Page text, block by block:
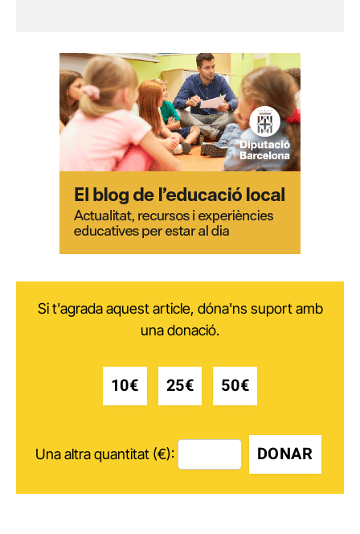
Si t'agrada aquest article, dóna'ns suport amb
una donació.
10€ 25€ 50€
Una altra quantitat (€): DONAR